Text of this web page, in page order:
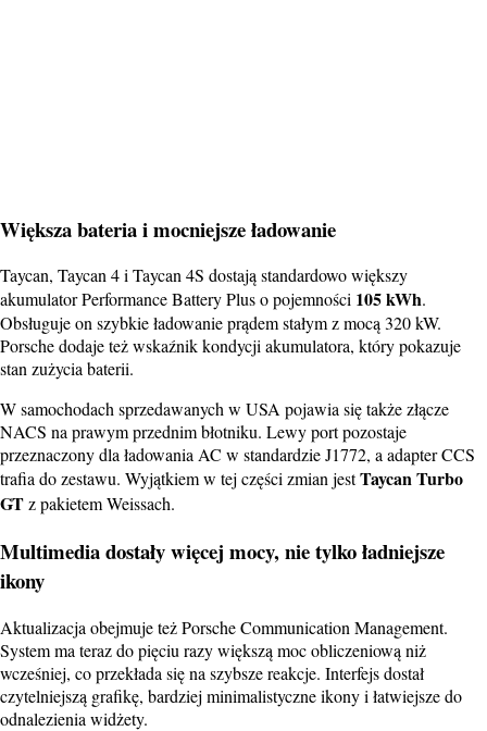
Większa bateria i mocniejsze ładowanie
Taycan, Taycan 4 i Taycan 4S dostają standardowo większy
akumulator Performance Battery Plus o pojemności 105 kWh.
Obsługuje on szybkie ładowanie prądem stałym z mocą 320 kW.
Porsche dodaje też wskaźnik kondycji akumulatora, który pokazuje
stan zużycia baterii.
W samochodach sprzedawanych w USA pojawia się także złącze
NACS na prawym przednim błotniku. Lewy port pozostaje
przeznaczony dla ładowania AC w standardzie J1772, a adapter CCS
trafia do zestawu. Wyjątkiem w tej części zmian jestTaycan Turbo
GTz pakietem Weissach.
Multimedia dostały więcej mocy, nie tylko ładniejsze
ikony
Aktualizacja obejmuje też Porsche Communication Management.
System ma teraz do pięciu razy większą moc obliczeniową niż
wcześniej, co przekłada się na szybsze reakcje. Interfejs dostał
czytelniejszą grafikę, bardziej minimalistyczne ikony i łatwiejsze do
odnalezienia widżety.